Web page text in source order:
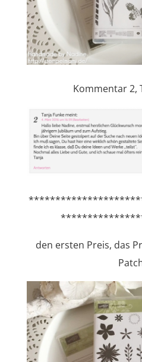
Kommentar 2,
den ersten Preis, das